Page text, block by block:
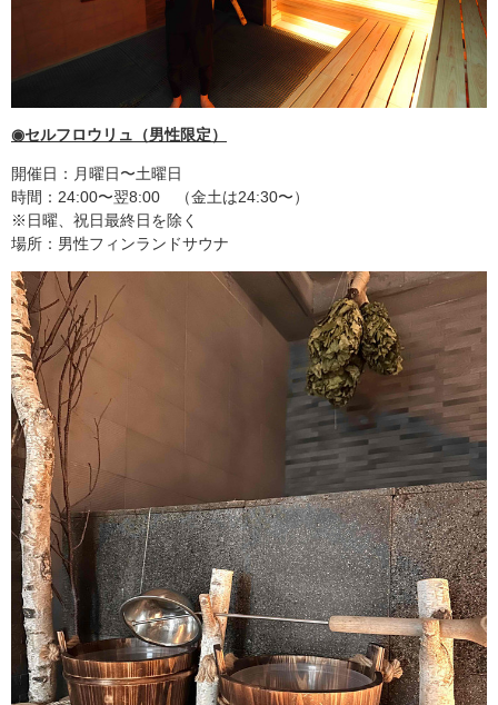
◉セルフロウリュ（男性限定）
開催日：月曜日〜土曜日
時間：24:00〜翌8:00 （金土は24:30〜）
※日曜、祝日最終日を除く
場所：男性フィンランドサウナ